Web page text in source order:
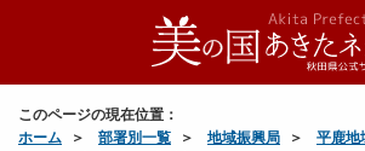
このページの現在位置：
ホーム
部署別一覧 地域振興局
平鹿地